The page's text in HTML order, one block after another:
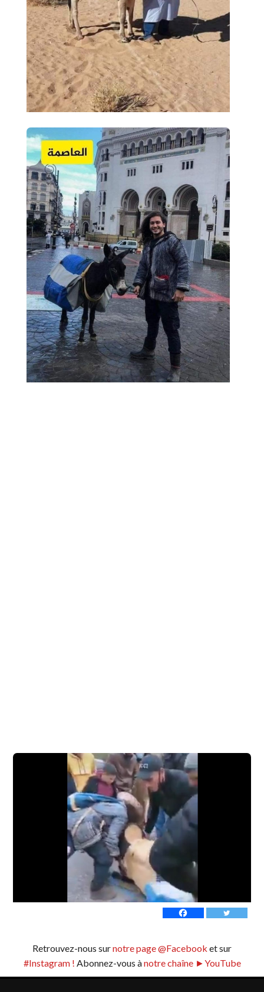
Retrouvez-nous surnotre page @Facebook et sur
#Instagram ! Abonnez-vous ànotre chaîne ►YouTube